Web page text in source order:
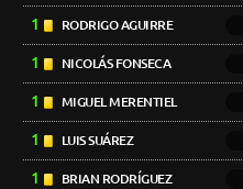
1 RODRIGO AGUIRRE
1 NICOLÁS FONSECA
1 MIGUEL MERENTIEL
1 LUIS SUÁREZ
1 BRIAN RODRÍGUEZ